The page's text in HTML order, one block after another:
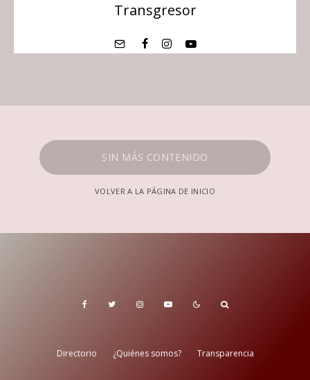
Transgresor
SIN MÁS CONTENIDO
VOLVER A LA PÁGINA DE INICIO
Directorio ¿Quiénes somos? Transparencia